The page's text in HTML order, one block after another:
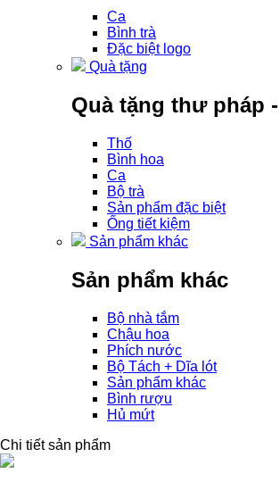
Ca
Bình trà
Đặc biệt logo
Quà tặng
Quà tặng thư pháp
Thố
Bình hoa
Ca
Bộ trà
Sản phẩm đặc biệt
Ống tiết kiệm
Sản phẩm khác
Sản phẩm khác
Bộ nhà tắm
Chậu hoa
Phích nước
Bộ Tách + Dĩa lót
Sản phẩm khác
Bình rượu
Hủ mứt
Chi tiết sản phẩm